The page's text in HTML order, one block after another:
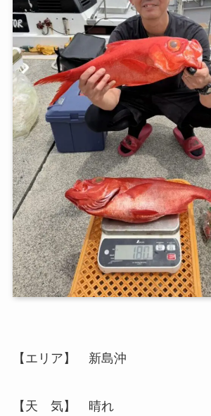
【エリア】 新島沖
【天 気】 晴れ